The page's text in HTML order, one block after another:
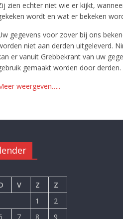
zien echter niet wie er kijkt,
wordt en wat er bekeken
gegevens voor zover bij ons
niet aan derden uitgeleverd.
er vanuit Grebbekrant van uw
gemaakt worden door derden.
weergeven…..
V Z
Z
1
2
7 8 9